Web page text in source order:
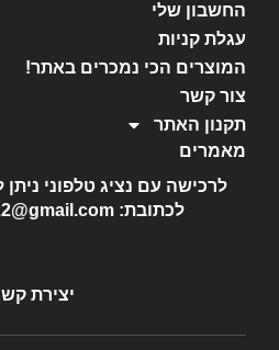
החשבון שלי
עגלת קניות
המוצרים הכי נמכרים באתר!
צור קשר
תקנון האתר
מאמרים
לרכישה עם נציג טלפוני ניתן
לכתובת: htofashion2022@gmail.com
יצירת